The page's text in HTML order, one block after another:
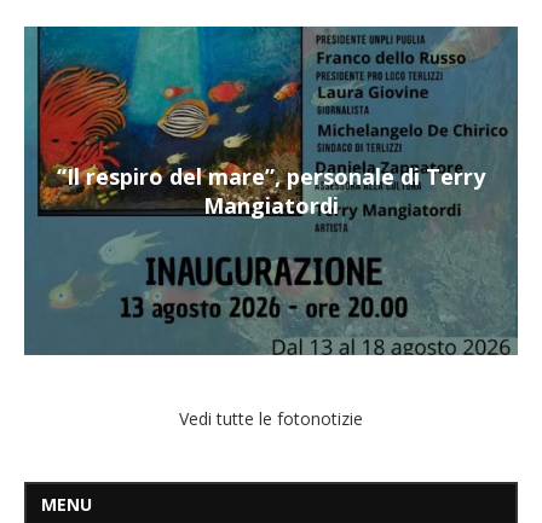
“Il respiro del mare”, personale di Terry
Mangiatordi
Vedi tutte le fotonotizie
MENU